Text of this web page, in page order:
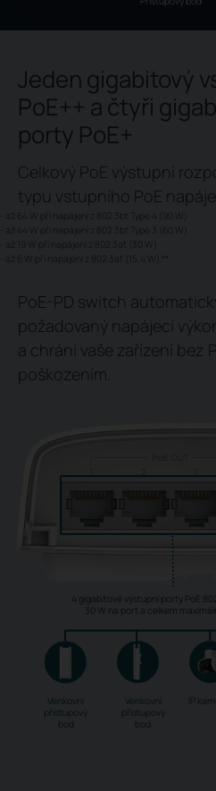
Jeden gigabitový
PoE++ a čtyři
porty PoE+
Celkový PoE výstupní
typu vstupního PoE
- až 64 W při napájení z 802.3bt Type 4 (90 W)
- až 44 W při napájení z 802.3bt Type 3 (60 W)
- až 19 W při napájení z 802.3at (30 W)
- až 6 W při napájení z 802.3af (15,4 W).
PoE-PD switch
požadovaný napájecí
a chrání vaše zařízení bez
poškozením.
4 gigabitové výstupní porty PoE
30 W na port a celkem
Venkovní
přístupový
bod
Venkovní
přístupový
bod
IP